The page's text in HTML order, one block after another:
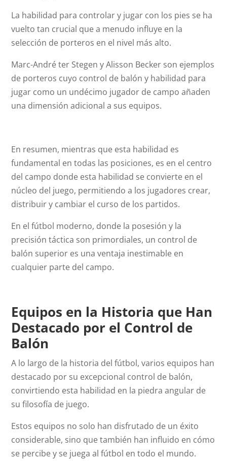
La habilidad para controlar y jugar con los pies se ha
vuelto tan crucial que a menudo influye en la
selección de porteros en el nivel más alto.
Marc-André ter Stegen y Alisson Becker son ejemplos
de porteros cuyo control de balón y habilidad para
jugar como un undécimo jugador de campo añaden
una dimensión adicional a sus equipos.
En resumen, mientras que esta habilidad es
fundamental en todas las posiciones, es en el centro
del campo donde esta habilidad se convierte en el
núcleo del juego, permitiendo a los jugadores crear,
distribuir y cambiar el curso de los partidos.
En el fútbol moderno, donde la posesión y la
precisión táctica son primordiales, un control de
balón superior es una ventaja inestimable en
cualquier parte del campo.
Equipos en la Historia que Han
Destacado por el Control de
Balón
A lo largo de la historia del fútbol, varios equipos han
destacado por su excepcional control de balón,
convirtiendo esta habilidad en la piedra angular de
su filosofía de juego.
Estos equipos no solo han disfrutado de un éxito
considerable, sino que también han influido en cómo
se percibe y se juega al fútbol en todo el mundo.